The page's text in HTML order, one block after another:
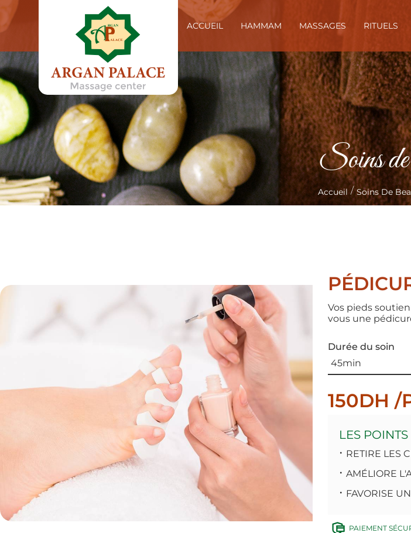
ACCUEIL HAMMAM MASSAGES RITUELS
Soins de
Accueil / Soins De
Vos pieds
vous une
Durée du soin
150DH /
LES
RETIRE LES
AMÉLIORE
FAVORISE
PAIEMENT